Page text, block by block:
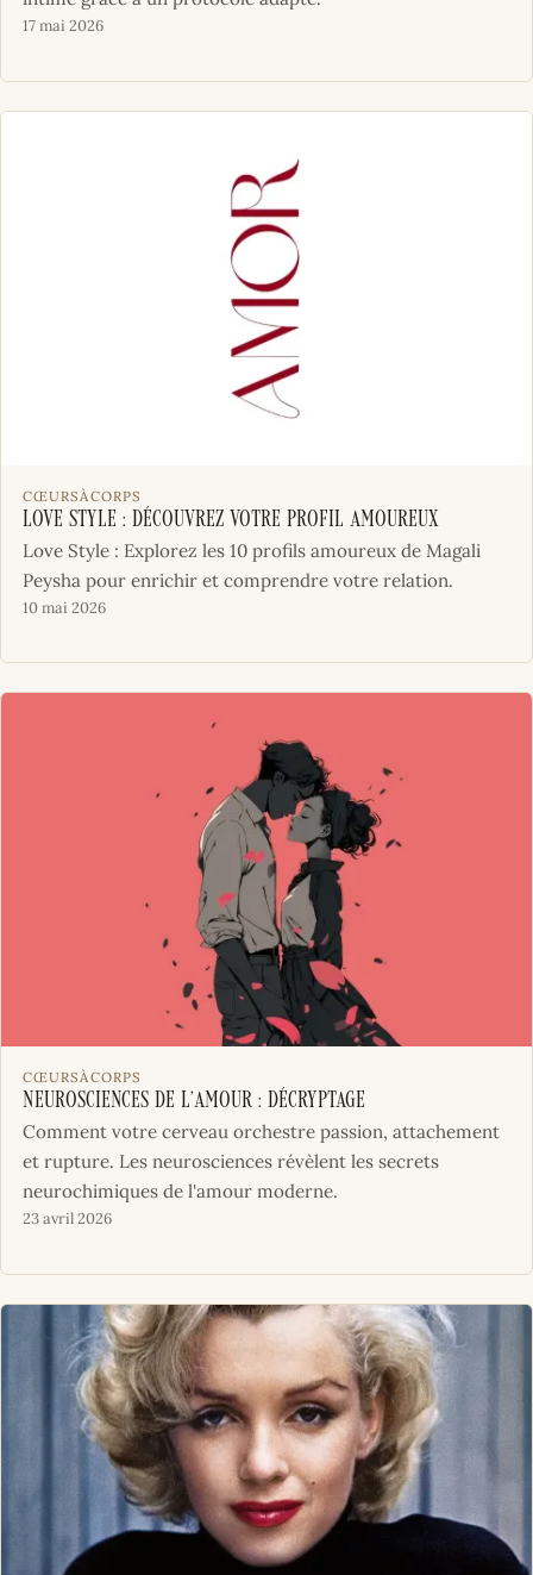
17 mai 2026
CŒURSÀCORPS
Love Style : Découvrez votre profil amoureux
Love Style : Explorez les 10 profils amoureux de Magali
Peysha pour enrichir et comprendre votre relation.
10 mai 2026
CŒURSÀCORPS
Neurosciences de l’amour : décryptage
Comment votre cerveau orchestre passion, attachement
et rupture. Les neurosciences révèlent les secrets
neurochimiques de l'amour moderne.
23 avril 2026